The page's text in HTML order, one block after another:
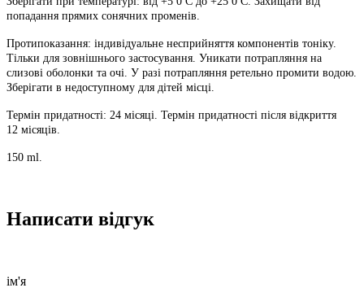
попадання прямих сонячних променів.
Протипоказання: індивідуальне несприйняття компонентів тоніку.
Тільки для зовнішнього застосування. Уникати потрапляння на
слизові оболонки та очі. У разі потрапляння ретельно промити водою.
Зберігати в недоступному для дітей місці.
Термін придатності: 24 місяці. Термін придатності після відкриття
12 місяців.
150 ml.
Написати відгук
ім'я